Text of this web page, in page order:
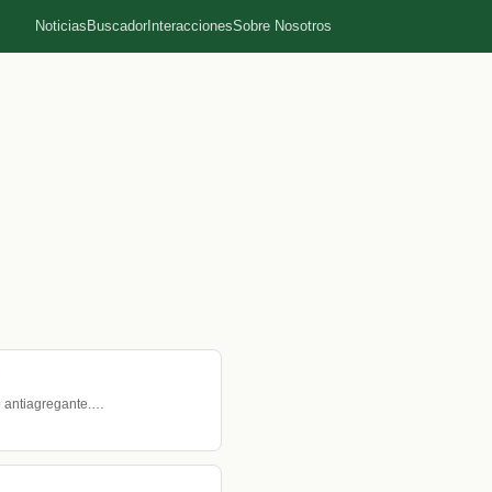
Noticias Buscador InteraccionesSobre Nosotros